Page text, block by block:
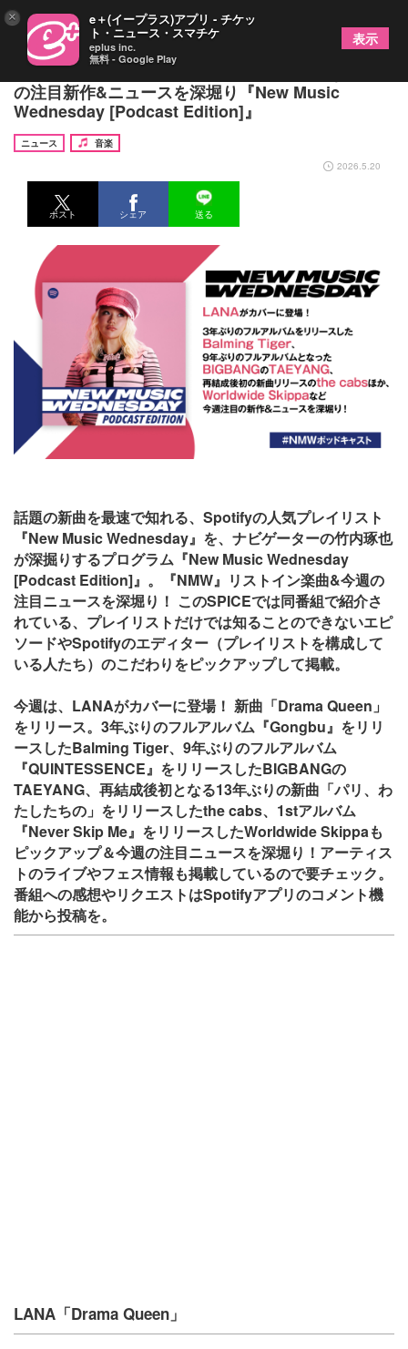
LANA、BIGBANGのTAEYANG、the cabsなど今週
の注目新作&ニュースを深堀り『New Music
Wednesday [Podcast Edition]』
ニュース
音楽
2026.5.20
ポスト シェア 送る
話題の新曲を最速で知れる、Spotifyの人気プレイリスト
『New Music Wednesday』を、ナビゲーターの竹内琢也
が深掘りするプログラム『New Music Wednesday
[Podcast Edition]』。『NMW』リストイン楽曲&今週の
注目ニュースを深堀り！ このSPICEでは同番組で紹介さ
れている、プレイリストだけでは知ることのできないエピ
ソードやSpotifyのエディター（プレイリストを構成して
いる人たち）のこだわりをピックアップして掲載。
今週は、LANAがカバーに登場！ 新曲「Drama Queen」
をリリース。3年ぶりのフルアルバム『Gongbu』をリリ
ースしたBalming Tiger、9年ぶりのフルアルバム
『QUINTESSENCE』をリリースしたBIGBANGの
TAEYANG、再結成後初となる13年ぶりの新曲「パリ、わ
たしたちの」をリリースしたthe cabs、1stアルバム
『Never Skip Me』をリリースしたWorldwide Skippaも
ピックアップ＆今週の注目ニュースを深堀り！アーティス
トのライブやフェス情報も掲載しているので要チェック。
番組への感想やリクエストはSpotifyアプリのコメント機
能から投稿を。
LANA「Drama Queen」
× e＋(イープラス)アプリ - チケッ
ト・ニュース・スマチケ
eplus inc.
無料 - Google Play
表示